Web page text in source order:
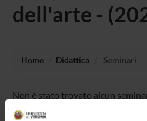
dell'arte -
Home Didattica Seminari
Non è stato trovato alcun
all'insegnamento Metodologia